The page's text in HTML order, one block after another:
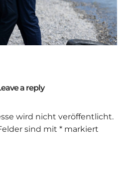
a reply
wird nicht veröffentlicht.
sind mit *markiert